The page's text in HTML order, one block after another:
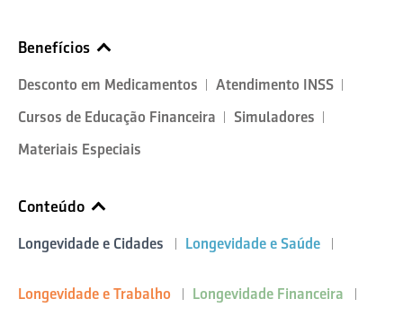
Benefícios
Desconto em Medicamentos
Atendimento INSS
Cursos de Educação Financeira
Simuladores
Materiais Especiais
Conteúdo
Longevidade e Cidades Longevidade e Saúde
Longevidade e Trabalho Longevidade Financeira